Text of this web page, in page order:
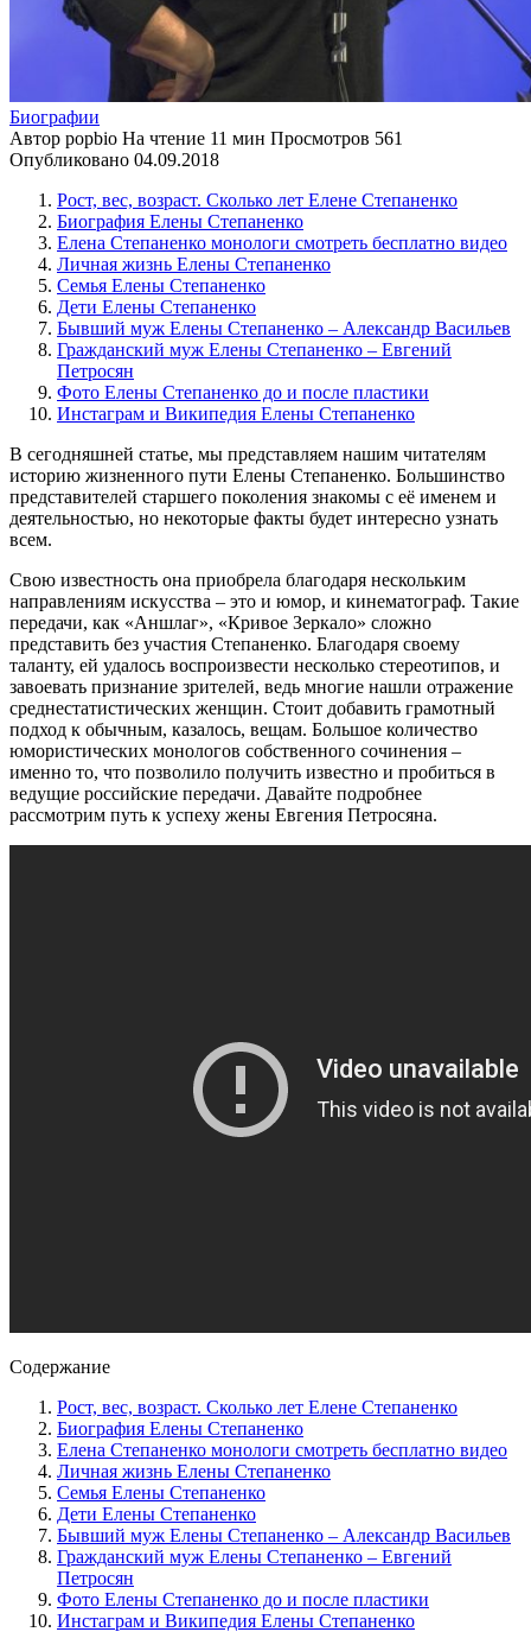
Биографии
Автор popbio На чтение 11 мин Просмотров 561
Опубликовано 04.09.2018
Рост, вес, возраст. Сколько лет Елене Степаненко
Биография Елены Степаненко
Елена Степаненко монологи смотреть бесплатно видео
Личная жизнь Елены Степаненко
Семья Елены Степаненко
Дети Елены Степаненко
Бывший муж Елены Степаненко – Александр Васильев
Гражданский муж Елены Степаненко – Евгений
Петросян
Фото Елены Степаненко до и после пластики
Инстаграм и Википедия Елены Степаненко
В сегодняшней статье, мы представляем нашим читателям
историю жизненного пути Елены Степаненко. Большинство
представителей старшего поколения знакомы с её именем и
деятельностью, но некоторые факты будет интересно узнать
всем.
Свою известность она приобрела благодаря нескольким
направлениям искусства – это и юмор, и кинематограф. Такие
передачи, как «Аншлаг», «Кривое Зеркало» сложно
представить без участия Степаненко. Благодаря своему
таланту, ей удалось воспроизвести несколько стереотипов, и
завоевать признание зрителей, ведь многие нашли отражение
среднестатистических женщин. Стоит добавить грамотный
подход к обычным, казалось, вещам. Большое количество
юмористических монологов собственного сочинения –
именно то, что позволило получить известно и пробиться в
ведущие российские передачи. Давайте подробнее
рассмотрим путь к успеху жены Евгения Петросяна.
Содержание
Рост, вес, возраст. Сколько лет Елене Степаненко
Биография Елены Степаненко
Елена Степаненко монологи смотреть бесплатно видео
Личная жизнь Елены Степаненко
Семья Елены Степаненко
Дети Елены Степаненко
Бывший муж Елены Степаненко – Александр Васильев
Гражданский муж Елены Степаненко – Евгений
Петросян
Фото Елены Степаненко до и после пластики
Инстаграм и Википедия Елены Степаненко